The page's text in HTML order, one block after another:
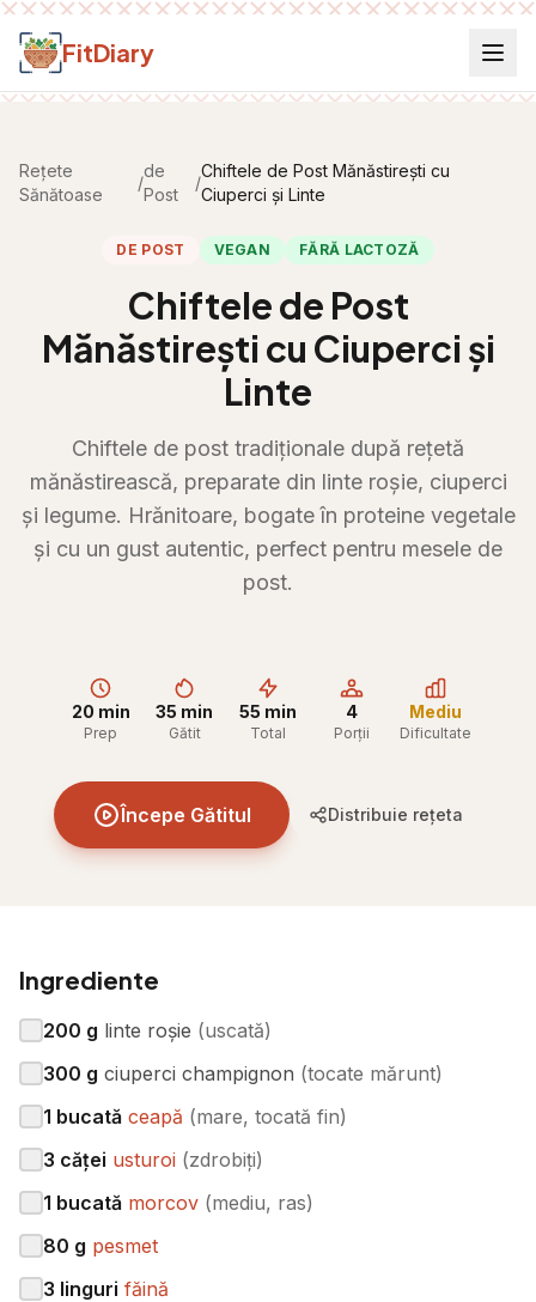
Salt la conținut
FitDiary
Rețete
Sănătoase
/
de
Post
/
Chiftele de Post Mănăstirești cu
Ciuperci și Linte
DE POST VEGAN FĂRĂ LACTOZĂ
Chiftele de Post
Mănăstirești cu Ciuperci și
Linte
Chiftele de post tradiționale după rețetă
mănăstirească, preparate din linte roșie, ciuperci
și legume. Hrănitoare, bogate în proteine vegetale
și cu un gust autentic, perfect pentru mesele de
post.
20 min
Prep
35 min
Gătit
55 min
Total
4
Porții
Mediu
Dificultate
Începe Gătitul Distribuie rețeta
Ingrediente
200 g linte roșie (uscată)
300 g ciuperci champignon (tocate mărunt)
1 bucată ceapă (mare, tocată fin)
3 căței usturoi (zdrobiți)
1 bucată morcov (mediu, ras)
80 g pesmet
3 linguri făină